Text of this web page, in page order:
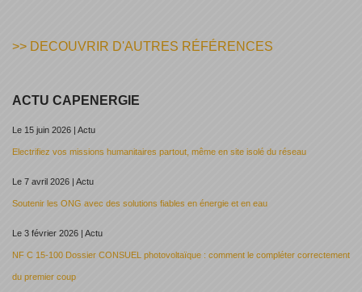
>> DECOUVRIR D'AUTRES RÉFÉRENCES
ACTU CAPENERGIE
Le 15 juin 2026 | Actu
Electrifiez vos missions humanitaires partout, même en site isolé du réseau
Le 7 avril 2026 | Actu
Soutenir les ONG avec des solutions fiables en énergie et en eau
Le 3 février 2026 | Actu
NF C 15-100 Dossier CONSUEL photovoltaïque : comment le compléter correctement
du premier coup